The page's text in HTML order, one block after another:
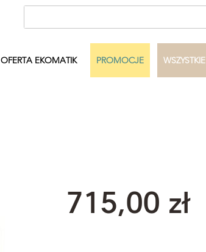
Autor
OFERTA EKOMATIK PROMOCJE WSZYSTKIE
715,00 zł